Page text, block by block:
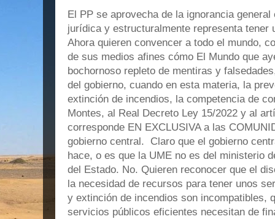
El PP se aprovecha de la ignorancia
jurídica y estructuralmente representa tener
Ahora quieren convencer a todo el mundo,
de sus medios afines cómo El Mundo que
bochornoso repleto de mentiras y
del gobierno, cuando en esta materia, la
extinción de incendios, la competencia de
Montes, al Real Decreto Ley 15/2022 y al
corresponde EN EXCLUSIVA a las
gobierno central. Claro que el gobierno
hace, o es que la UME no es del ministerio
del Estado. No. Quieren reconocer que el
la necesidad de recursos para tener unos
y extinción de incendios son incompatibles,
servicios públicos eficientes necesitan de